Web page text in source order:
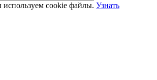
cookie файлы. Узнать